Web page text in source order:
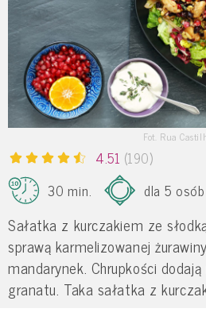
Fot. Rua
4.51 (190)
30 min.
dla 5 osób
Sałatka z kurczakiem ze
sprawą karmelizowanej
mandarynek. Chrupkości
granatu. Taka sałatka z